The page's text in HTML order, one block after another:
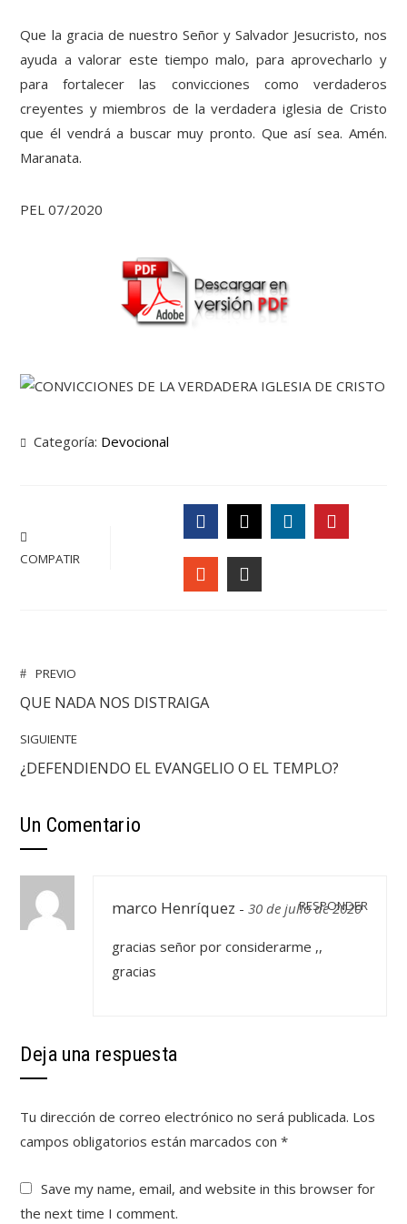
Que la gracia de nuestro Señor y Salvador Jesucristo, nos
ayuda a valorar este tiempo malo, para aprovecharlo y
para fortalecer las convicciones como verdaderos
creyentes y miembros de la verdadera iglesia de Cristo
que él vendrá a buscar muy pronto. Que así sea. Amén.
Maranata.
PEL 07/2020
Categoría: Devocional
COMPATIR FACEBOOK
TWITTER
PREVIO
QUE NADA NOS DISTRAIGA
SIGUIENTE
¿DEFENDIENDO EL EVANGELIO O EL TEMPLO?
Un Comentario
marco Henríquez -30 de julio de 2020
RESPONDER
gracias señor por considerarme ,,
gracias
Deja una respuesta
Tu dirección de correo electrónico no será publicada. Los
campos obligatorios están marcados con*
Save my name, email, and website in this browser for
the next time I comment.